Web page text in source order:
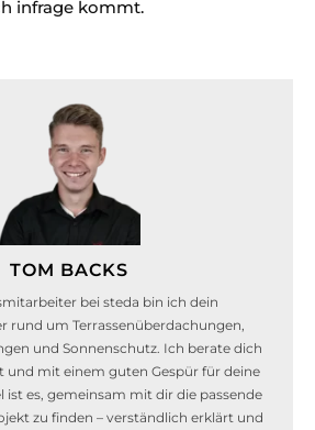
infrage kommt.
TOM BACKS
bei steda bin ich dein
rund um Terrassenüberdachungen,
und Sonnenschutz. Ich berate dich
und mit einem guten Gespür für deine
ist es, gemeinsam mit dir die passende
zu finden – verständlich erklärt und